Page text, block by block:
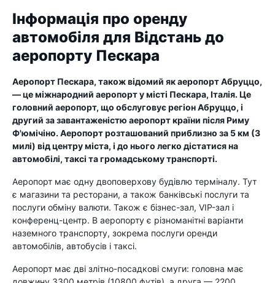
Інформація про оренду
автомобіля для Відстань до
аеропорту Пескара
Аеропорт Пескара, також відомий як аеропорт Абруццо,
— це міжнародний аеропорт у місті Пескара, Італія. Це
головний аеропорт, що обслуговує регіон Абруццо, і
другий за завантаженістю аеропорт країни після Риму
Ф'юмічіно. Аеропорт розташований приблизно за 5 км (3
милі) від центру міста, і до нього легко дістатися на
автомобілі, таксі та громадському транспорті.
Аеропорт має одну двоповерхову будівлю терміналу. Тут
є магазини та ресторани, а також банківські послуги та
послуги обміну валюти. Також є бізнес-зал, VIP-зал і
конференц-центр. В аеропорту є різноманітні варіанти
наземного транспорту, зокрема послуги оренди
автомобілів, автобусів і таксі.
Аеропорт має дві злітно-посадкові смуги: головна має